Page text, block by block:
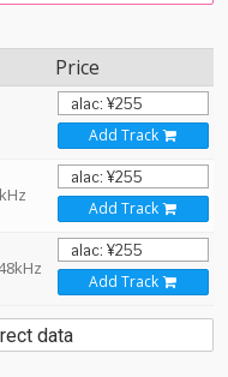
Price
Add Track
Add Track
Add Track
data